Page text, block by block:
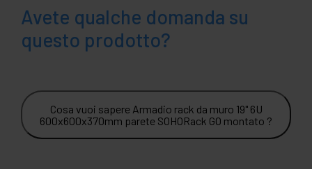
Avete qualche domanda su
questo prodotto?
Cosa vuoi sapere Armadio rack da muro 19" 6U
600x600x370mm parete SOHORack GO montato ?